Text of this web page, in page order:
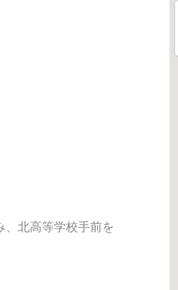
、北高等学校手前を